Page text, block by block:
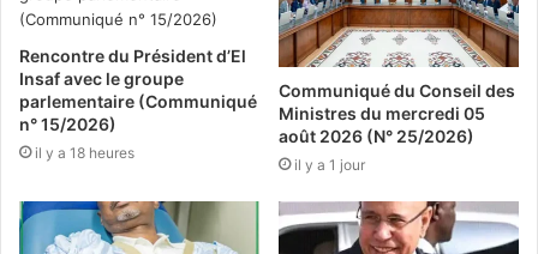
Rencontre du Président d’El
Insaf avec le groupe
parlementaire (Communiqué
n° 15/2026)
il y a 18 heures
Communiqué du Conseil des
Ministres du mercredi 05
août 2026 (N° 25/2026)
il y a 1 jour